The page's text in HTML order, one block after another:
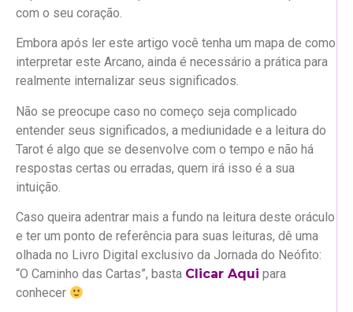
com o seu coração.
Embora após ler este artigo você tenha um mapa de como
interpretar este Arcano, ainda é necessário a prática para
realmente internalizar seus significados.
Não se preocupe caso no começo seja complicado
entender seus significados, a mediunidade e a leitura do
Tarot é algo que se desenvolve com o tempo e não há
respostas certas ou erradas, quem irá isso é a sua
intuição.
Caso queira adentrar mais a fundo na leitura deste oráculo
e ter um ponto de referência para suas leituras, dê uma
olhada no Livro Digital exclusivo da Jornada do Neófito:
“O Caminho das Cartas”, basta Clicar Aqui para
conhecer